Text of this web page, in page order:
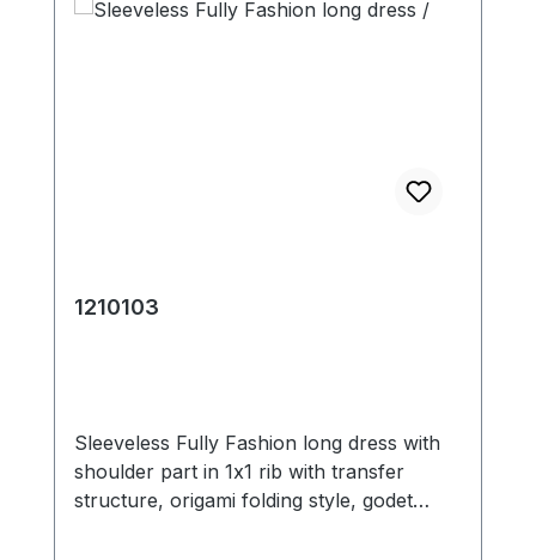
1210103
Sleeveless Fully Fashion long dress with
shoulder part in 1x1 rib with transfer
structure, origami folding style, godet